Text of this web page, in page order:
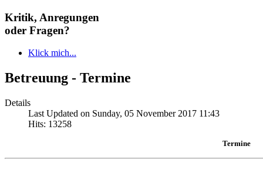
Kritik, Anregungen
oder Fragen?
Klick mich...
Betreuung - Termine
Details
Last Updated on Sunday, 05 November 2017 11:43
Hits: 13258
Termine